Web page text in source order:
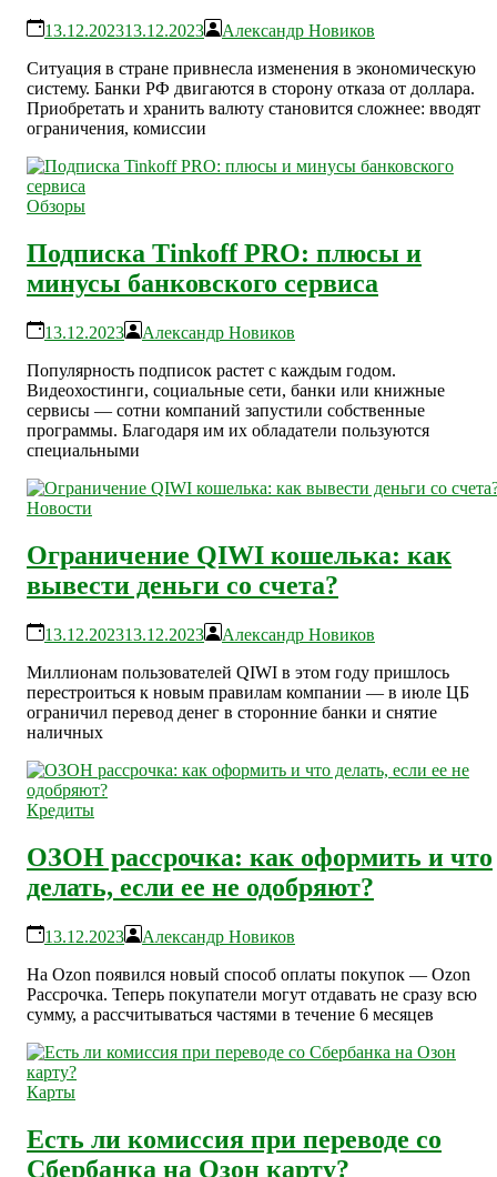
13.12.202313.12.2023
Александр Новиков
Ситуация в стране привнесла изменения в экономическую
систему. Банки РФ двигаются в сторону отказа от доллара.
Приобретать и хранить валюту становится сложнее: вводят
ограничения, комиссии
Обзоры
Подписка Tinkoff PRO: плюсы и
минусы банковского сервиса
13.12.2023
Александр Новиков
Популярность подписок растет с каждым годом.
Видеохостинги, социальные сети, банки или книжные
сервисы — сотни компаний запустили собственные
программы. Благодаря им их обладатели пользуются
специальными
Новости
Ограничение QIWI кошелька: как
вывести деньги со счета?
13.12.202313.12.2023
Александр Новиков
Миллионам пользователей QIWI в этом году пришлось
перестроиться к новым правилам компании — в июле ЦБ
ограничил перевод денег в сторонние банки и снятие
наличных
Кредиты
ОЗОН рассрочка: как оформить и что
делать, если ее не одобряют?
13.12.2023
Александр Новиков
На Ozon появился новый способ оплаты покупок — Ozon
Рассрочка. Теперь покупатели могут отдавать не сразу всю
сумму, а рассчитываться частями в течение 6 месяцев
Карты
Есть ли комиссия при переводе со
Сбербанка на Озон карту?